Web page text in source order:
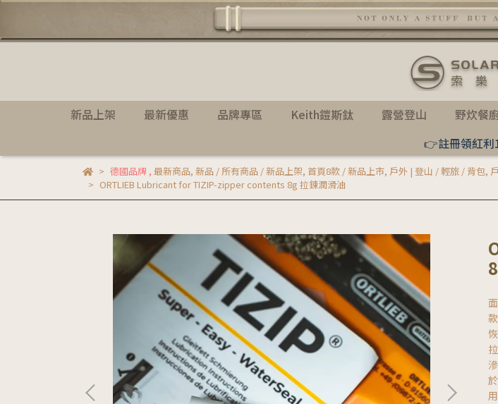
新品上架 最新優惠 品牌專區 Keith鎧斯鈦 露營登山 野炊餐
👉註冊領紅利
德國品牌, 最新商品, 新品 / 所有商品 / 新品上架, 首頁8款 / 新品上市, 戶外 | 登山 / 輕旅 / 背包,
ORTLIEB Lubricant for TIZIP-zipper contents 8g 拉鍊潤滑油